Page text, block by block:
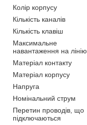
Колір корпусу
Кількість каналів
Кількість клавіш
Максимальне
навантаження на лінію
Матеріал контакту
Матеріал корпусу
Напруга
Номінальний струм
Перетин проводів, що
підключаються